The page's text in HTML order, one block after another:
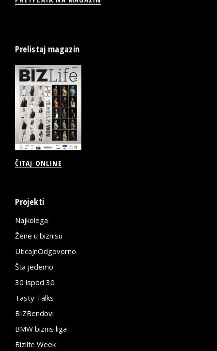
Prelistaj magazin
ČITAJ ONLINE
Projekti
Najkolega
Žene u biznisu
UticajnOdgovorno
Šta jedemo
30 ispod 30
Tasty Talks
BIZBendovi
BMW biznis liga
Bizlife Week